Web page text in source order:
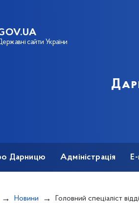
сайти України
Дарницю Адміністрація Е-
Новини Головний спеціаліст відділу з питань позашкільної освіти управління освіти